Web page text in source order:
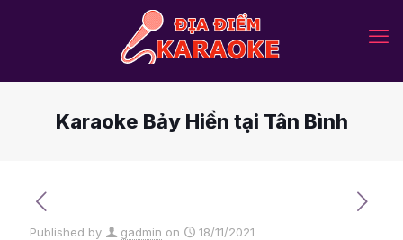
Karaoke Bảy Hiền tại Tân Bình
Published by gadmin on 18/11/2021